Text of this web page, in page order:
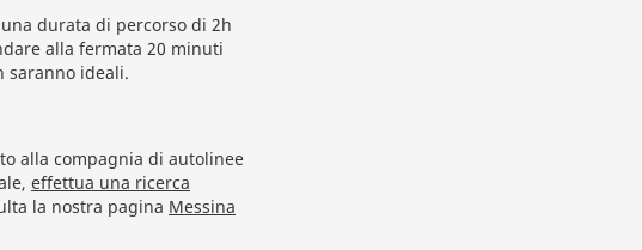
durata di percorso di 2h
alla fermata 20 minuti
saranno ideali.
alla compagnia di autolinee
effettua una ricerca
la nostra pagina Messina